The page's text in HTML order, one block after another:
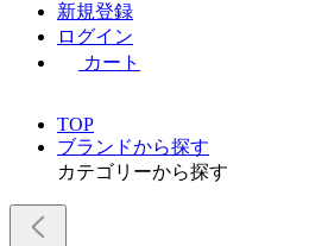
新規登録
ログイン
カート
TOP
ブランドから探す
カテゴリーから探す